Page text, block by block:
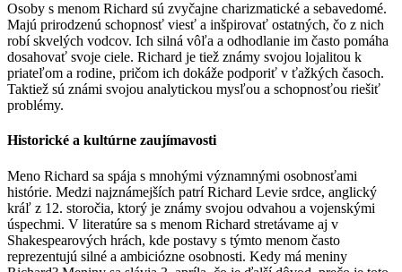
Osoby s menom Richard sú zvyčajne charizmatické a sebavedomé.
Majú prirodzenú schopnosť viesť a inšpirovať ostatných, čo z nich
robí skvelých vodcov. Ich silná vôľa a odhodlanie im často pomáha
dosahovať svoje ciele. Richard je tiež známy svojou lojalitou k
priateľom a rodine, pričom ich dokáže podporiť v ťažkých časoch.
Taktiež sú známi svojou analytickou mysľou a schopnosťou riešiť
problémy.
Historické a kultúrne zaujímavosti
Meno Richard sa spája s mnohými významnými osobnosťami
histórie. Medzi najznámejších patrí Richard Levie srdce, anglický
kráľ z 12. storočia, ktorý je známy svojou odvahou a vojenskými
úspechmi. V literatúre sa s menom Richard stretávame aj v
Shakespearových hrách, kde postavy s týmto menom často
reprezentujú silné a ambiciózne osobnosti. Kedy má meniny